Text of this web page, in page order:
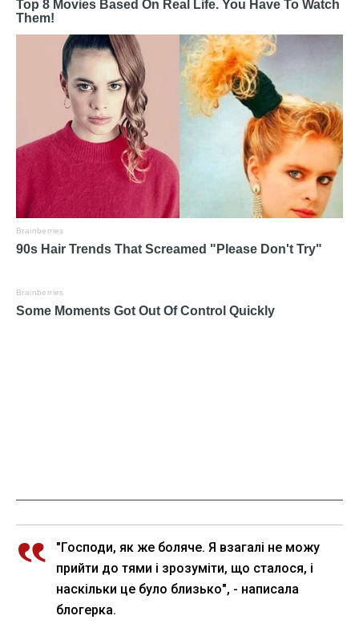
"Господи, як же боляче. Я взагалі не можу
прийти до тями і зрозуміти, що сталося, і
наскільки це було близько", - написала
блогерка.